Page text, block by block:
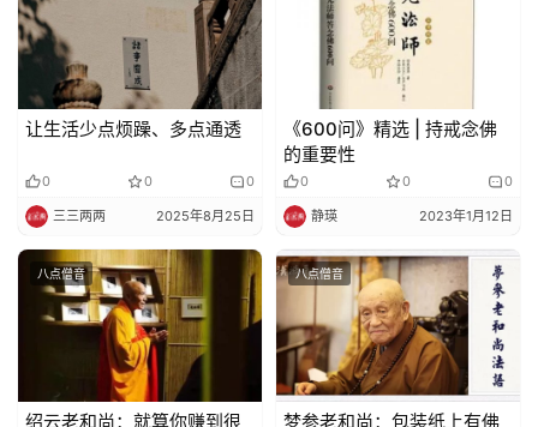
频
录
佛
教
艺
政
规
让生活少点烦躁、多点通透
0 0 0
三三两两 2025年8月25日
《600问》精选 | 持戒念佛
的重要性
0 0 0
静瑛 2023年1月12日
八点僧音
绍云老和尚：就算你赚到很
八点僧音
梦参老和尚：包装纸上有佛